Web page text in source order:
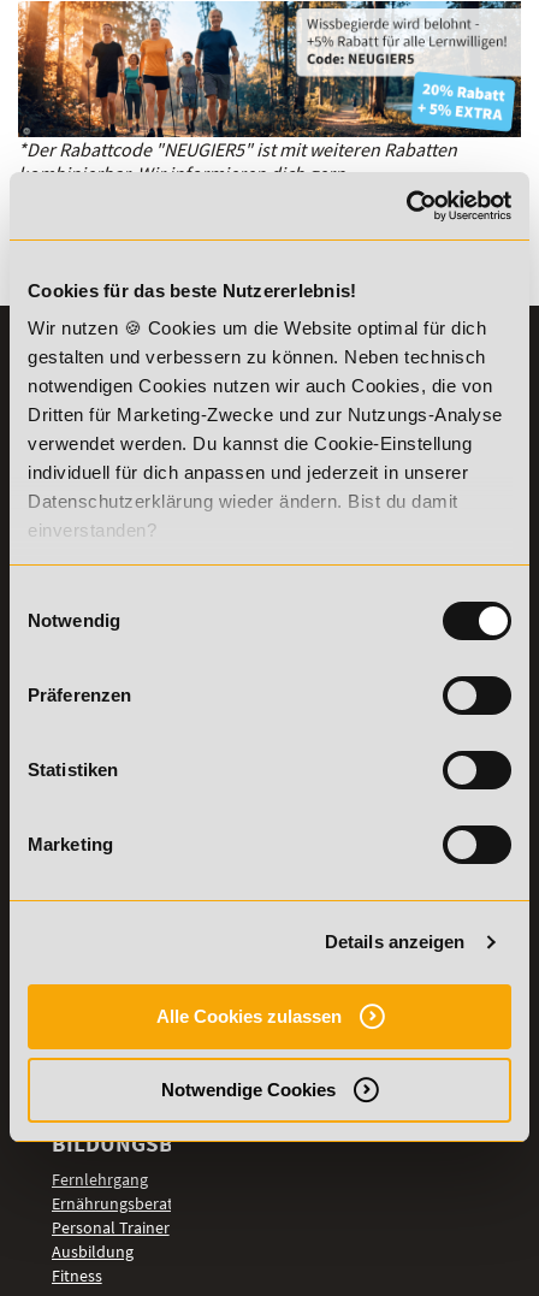
Cookies für das beste Nutzererlebnis!
Wir nutzen 🍪 Cookies um die Website optimal für dich
gestalten und verbessern zu können. Neben technisch
notwendigen Cookies nutzen wir auch Cookies, die von
Dritten für Marketing-Zwecke und zur Nutzungs-Analyse
verwendet werden. Du kannst die Cookie-Einstellung
individuell für dich anpassen und jederzeit in unserer
Datenschutzerklärung wieder ändern. Bist du damit
einverstanden?
Notwendig
Präferenzen
Statistiken
Marketing
Details anzeigen
Alle Cookies zulassen
Notwendige Cookies
*Der Rabattcode "NEUGIER5" ist mit weiteren Rabatten
kombinierbar. Wir informieren dich gern.
KONTAKT
07191-22987-0
WhatsApp:
+49 (0) 7191 9513201
Academy of Sports GmbH
Willy-Brandt-Platz 2
71522Backnang
Fax:+49 (0) 7191 - 229 87 – 99
Freitag: 8:00 - 17:00 Uhr
INFORMATIONEN
Die Academy
Lehr- und
Lernmethoden
PreisFAIRsprechen
Online Campus
Bildungsgutschein
Bring a Friend
Partnerprogramm
Stellenangebote
und B-Lizenz
Ernährungsberater
Personal Trainer
Personal Coach
Mentaltrainer
Motivationstrainer
BILDUNGSBEREICHE
Fernlehrgang
Ernährungsberater
Personal Trainer
Ausbildung
Fitness